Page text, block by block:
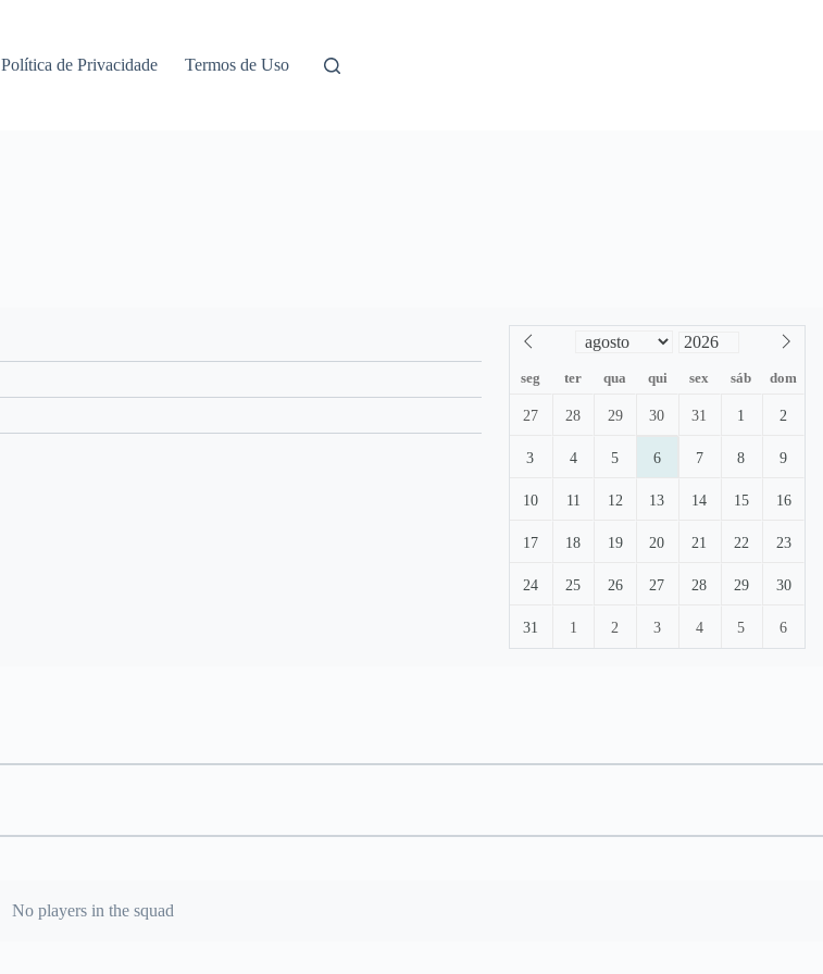
Política de Privacidade Termos de Uso
seg ter qua qui sex sáb dom
27 28 29 30 31 1 2
3 4 5 6 7 8 9
10 11 12 13 14 15 16
17 18 19 20 21 22 23
24 25 26 27 28 29 30
31 1 2 3 4 5 6
No players in the squad